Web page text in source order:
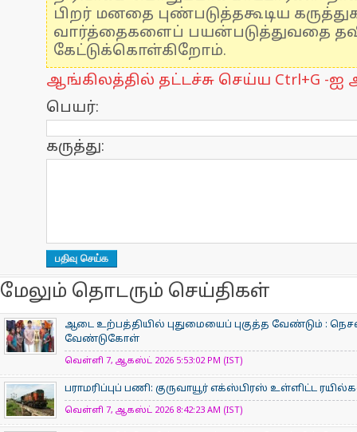
பிறர் மனதை புண்படுத்தகூடிய
வார்த்தைகளைப் பயன்படுத்துவதை
கேட்டுக்கொள்கிறோம்.
ஆங்கிலத்தில் தட்டச்சு செய்ய Ctrl+G -ஐ
பெயர்:
கருத்து:
மேலும் தொடரும் செய்திகள்
ஆடை உற்பத்தியில் புதுமையைப் புகுத்த வேண்டும் :
வேண்டுகோள்
வெள்ளி 7, ஆகஸ்ட் 2026 5:53:02 PM (IST)
பராமரிப்புப் பணி: குருவாயூர் எக்ஸ்பிரஸ் உள்ளிட்ட
வெள்ளி 7, ஆகஸ்ட் 2026 8:42:23 AM (IST)